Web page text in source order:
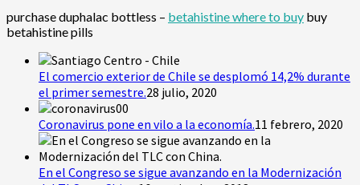
purchase duphalac bottless – betahistine where to buy buy
betahistine pills
El comercio exterior de Chile se desplomó 14,2% durante
el primer semestre.28 julio, 2020
Coronavirus pone en vilo a la economía.11 febrero, 2020
En el Congreso se sigue avanzando en la Modernización